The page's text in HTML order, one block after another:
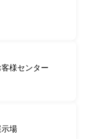
様センター
場